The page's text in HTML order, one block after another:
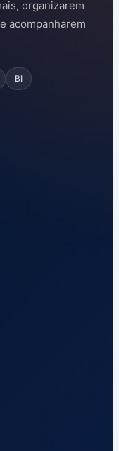
organizarem
acompanharem
BI